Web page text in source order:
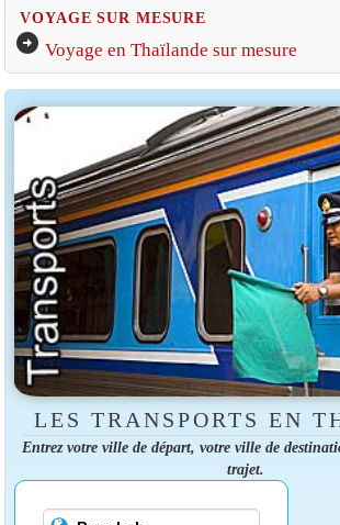
VOYAGE SUR MESURE
arrow_circle_right Voyage en Thaïlande sur mesure
LES TRANSPORTS EN
Entrez votre ville de départ, votre ville de
trajet.